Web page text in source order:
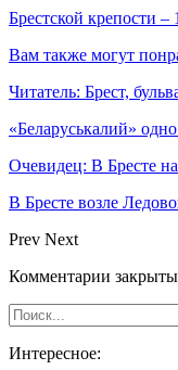
Брестской крепости –
Вам также могут
Читатель: Брест,
«Беларуськалий»
Очевидец: В Бресте
В Бресте возле
Prev Next
Комментарии
Интересное: